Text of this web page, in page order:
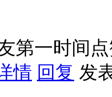
第一时间
情 回复 发